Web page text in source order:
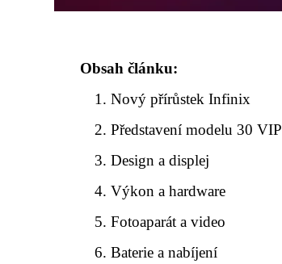
Obsah článku:
Nový přírůstek Infinix
Představení modelu 30 VIP
Design a displej
Výkon a hardware
Fotoaparát a video
Baterie a nabíjení